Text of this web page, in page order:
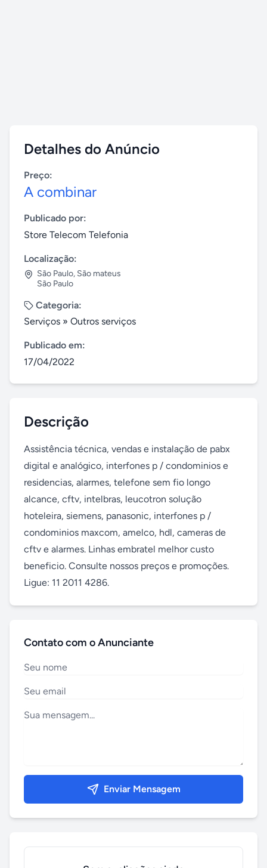
Detalhes do Anúncio
Preço:
A combinar
Publicado por:
Store Telecom Telefonia
Localização:
São Paulo, São mateus
São Paulo
Categoria:
Serviços » Outros serviços
Publicado em:
17/04/2022
Descrição
Assistência técnica, vendas e instalação de pabx
digital e analógico, interfones p / condominios e
residencias, alarmes, telefone sem fio longo
alcance, cftv, intelbras, leucotron solução
hoteleira, siemens, panasonic, interfones p /
condominios maxcom, amelco, hdl, cameras de
cftv e alarmes. Linhas embratel melhor custo
beneficio. Consulte nossos preços e promoções.
Ligue: 11 2011 4286.
Contato com o Anunciante
Enviar Mensagem